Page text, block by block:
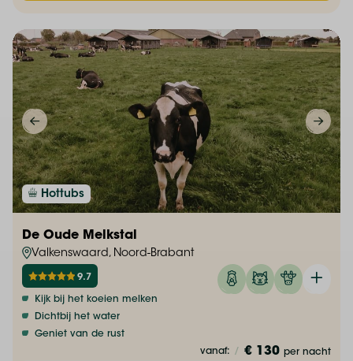
Hottubs
De Oude Melkstal
Valkenswaard, Noord-Brabant
9.7
Kijk bij het koeien melken
Dichtbij het water
Geniet van de rust
vanaf: / € 130 per nacht